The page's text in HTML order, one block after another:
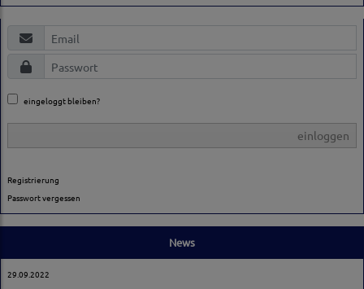
eingeloggt bleiben?
einloggen
Registrierung
Passwort vergessen
News
29.09.2022